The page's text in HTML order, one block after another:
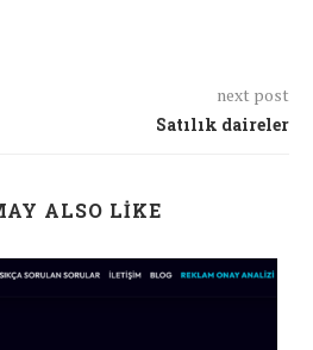
next post
Satılık daireler
ALSO LIKE